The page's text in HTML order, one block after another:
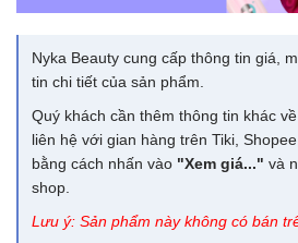
Nyka Beauty cung cấp thông tin giá,
tin chi tiết của sản phẩm.
Quý khách cần thêm thông tin khác
liên hệ với gian hàng trên Tiki,
bằng cách nhấn vào "Xem giá..." và
shop.
Lưu ý: Sản phẩm này không có bán